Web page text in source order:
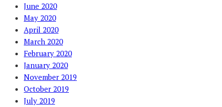
June 2020
May 2020
April 2020
March 2020
February 2020
January 2020
November 2019
October 2019
July 2019